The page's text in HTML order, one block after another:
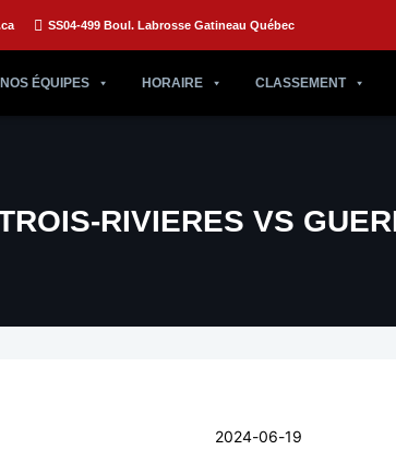
SS04-499 Boul. Labrosse Gatineau Québec
NOS ÉQUIPES HORAIRE CLASSEMENT
RIVIERES VS
2024-06-19